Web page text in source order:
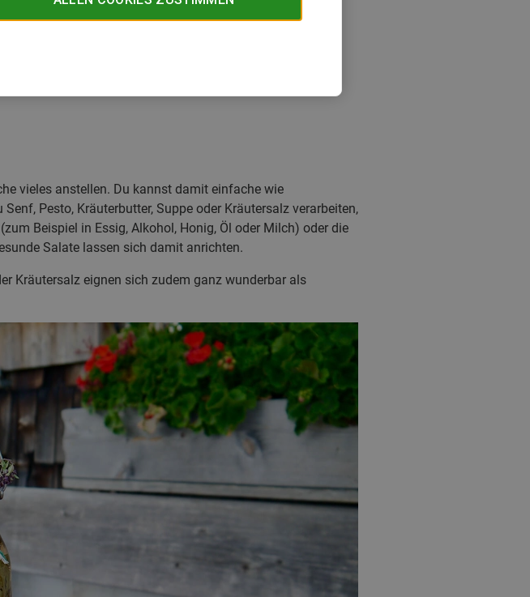
vieles anstellen. Du kannst damit einfache wie
Pesto, Kräuterbutter, Suppe oder Kräutersalz verarbeiten,
Beispiel in Essig, Alkohol, Honig, Öl oder Milch) oder die
Salate lassen sich damit anrichten.
Kräutersalz eignen sich zudem ganz wunderbar als